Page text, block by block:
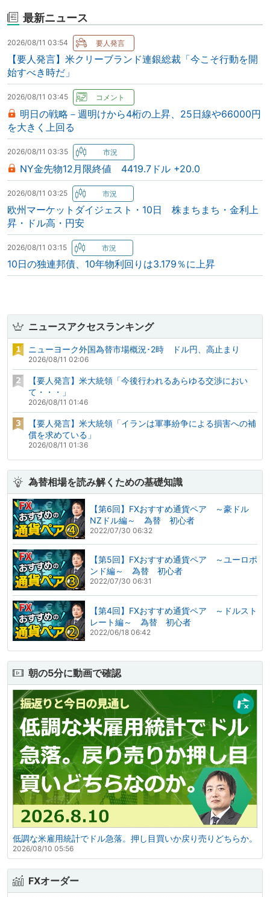
最新ニュース
2026/08/11 03:54
【要人発言】米クリーブランド連銀総裁「今こそ行動を開
始すべき時だ」
2026/08/11 03:45
明日の戦略－週明けから4桁の上昇、25日線や66000円
を大きく上回る
2026/08/11 03:35
NY金先物12月限終値 4419.7ドル +20.0
2026/08/11 03:25
欧州マーケットダイジェスト・10日 株まちまち・金利上
昇・ドル高・円安
2026/08/11 03:15
10日の独連邦債、10年物利回りは3.179％に上昇
ニュースアクセスランキング
ニューヨーク外国為替市場概況･2時 ドル円、高止まり
2026/08/11 02:06
【要人発言】米大統領「今後行われるあらゆる交渉におい
て・・・」
2026/08/11 01:46
【要人発言】米大統領「イランは軍事紛争による損害への補
償を求めている」
2026/08/11 01:36
為替相場を読み解くための基礎知識
【第6回】FXおすすめ通貨ペア ～豪ドル
NZドル編～ 為替 初心者
2022/07/30 06:32
【第5回】FXおすすめ通貨ペア ～ユーロポ
ンド編～ 為替 初心者
2022/07/30 06:31
【第4回】FXおすすめ通貨ペア ～ドルスト
レート編～ 為替 初心者
2022/06/18 06:42
朝の5分に動画で確認
低調な米雇用統計でドル急落。押し目買いか戻り売りどちらか。
2026/08/10 05:56
FXオーダー